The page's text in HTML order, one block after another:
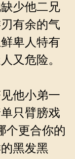
少他二兄
有余的气
卑人特有
又危险。
他小弟一
只臂膀戏
个更合你的
黑发黑